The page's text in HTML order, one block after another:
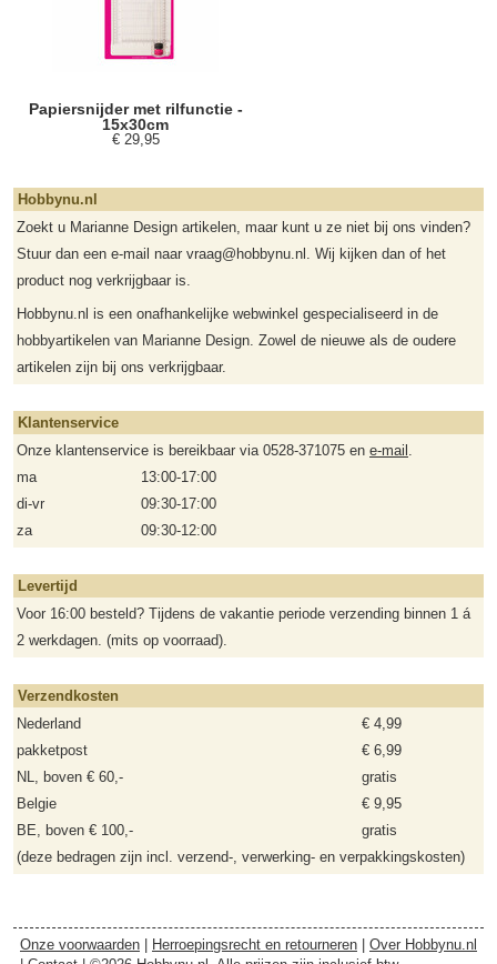
Papiersnijder met rilfunctie -
15x30cm
€ 29,95
Hobbynu.nl
Zoekt u Marianne Design artikelen, maar kunt u ze niet bij ons vinden?
Stuur dan een e-mail naar vraag@hobbynu.nl. Wij kijken dan of het
product nog verkrijgbaar is.
Hobbynu.nl is een onafhankelijke webwinkel gespecialiseerd in de
hobbyartikelen van Marianne Design. Zowel de nieuwe als de oudere
artikelen zijn bij ons verkrijgbaar.
Klantenservice
Onze klantenservice is bereikbaar via 0528-371075 en e-mail .
ma
13:00-17:00
di-vr
09:30-17:00
za
09:30-12:00
Levertijd
Voor 16:00 besteld? Tijdens de vakantie periode verzending binnen 1 á
2 werkdagen. (mits op voorraad).
Verzendkosten
Nederland
€ 4,99
pakketpost
€ 6,99
NL, boven € 60,-
gratis
Belgie
€ 9,95
BE, boven € 100,-
gratis
(deze bedragen zijn incl. verzend-, verwerking- en verpakkingskosten)
Onze voorwaarden Herroepingsrecht en retourneren
Over Hobbynu.nl